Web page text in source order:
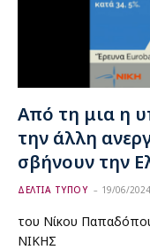
Από τη μια η
την άλλη
σβήνουν την
ΔΕΛΤΙΑ ΤΥΠΟΥ 19/06/2024
του Νίκου
ΝΙΚΗΣ